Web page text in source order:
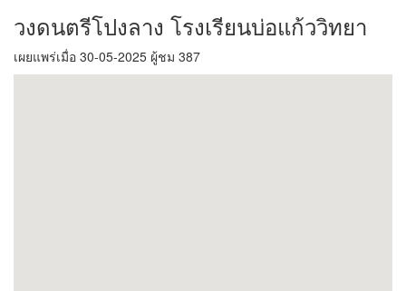
วงดนตรีโปงลาง โรงเรียนบ่อแก้ววิทยา
เผยแพร่เมื่อ 30-05-2025 ผู้ชม 387